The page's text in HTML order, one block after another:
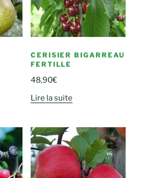
CERISIER BIGARREAU
FERTILLE
48,90€
Lire la suite